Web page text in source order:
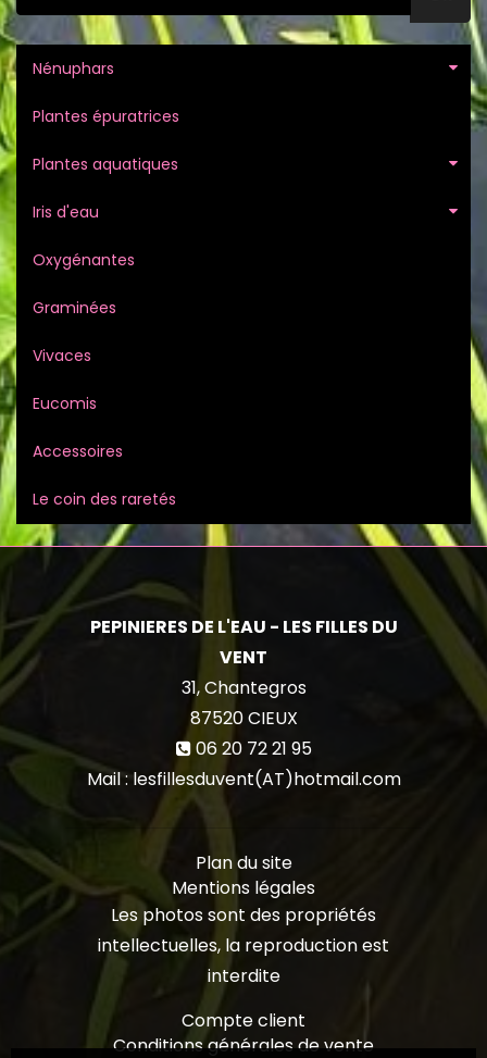
Nénuphars
Plantes épuratrices
Plantes aquatiques
Iris d'eau
Oxygénantes
Graminées
Vivaces
Eucomis
Accessoires
Le coin des raretés
PEPINIERES DE L'EAU - LES FILLES DU
VENT
31, Chantegros
87520CIEUX
06 20 72 21 95
Mail : lesfillesduvent(AT)hotmail.com
Plan du site
Mentions légales
Les photos sont des propriétés
intellectuelles, la reproduction est
interdite
Compte client
Conditions générales de vente